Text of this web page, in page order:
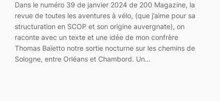
Dans le numéro 39 de janvier 2024 de 200 Magazine, la
revue de toutes les aventures à vélo, (que j’aime pour sa
structuration en SCOP et son origine auvergnate), on
raconte avec un texte et une idée de mon confrère
Thomas Baïetto notre sortie nocturne sur les chemins de
Sologne, entre Orléans et Chambord. Un…